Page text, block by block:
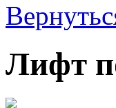
Лифт